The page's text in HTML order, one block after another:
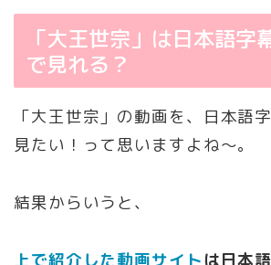
「大王世宗」は日本語字
で見れる？
「大王世宗」の動画を、日本語
見たい！って思いますよね～。
結果からいうと、
上で紹介した動画サイトは日本